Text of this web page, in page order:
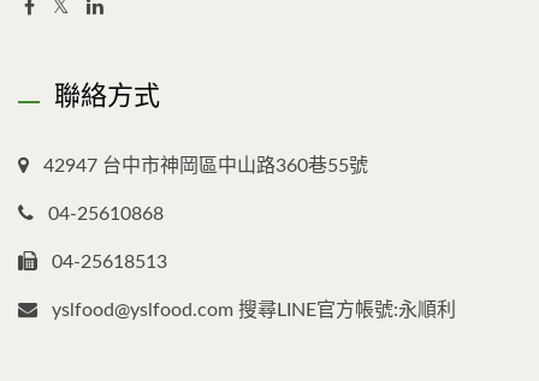
聯絡方式
42947 台中市神岡區中山路360巷55號
04-25610868
04-25618513
yslfood@yslfood.com 搜尋LINE官方帳號:永順利